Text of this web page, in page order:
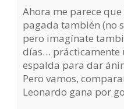
Ahora me parece
pagada también (no
pero imagínate
días… prácticamente
espalda para dar
Pero vamos,
Leonardo gana por